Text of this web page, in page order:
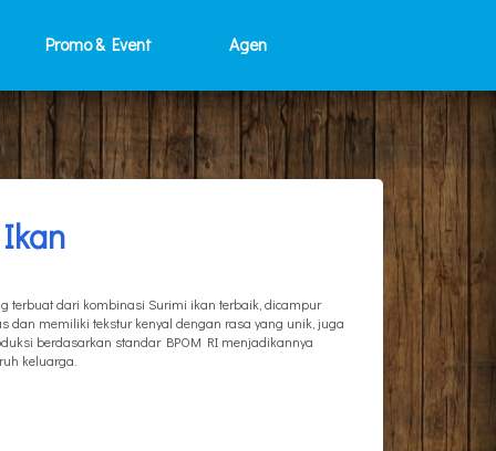
Promo & Event Agen
terbuat dari kombinasi Surimi ikan terbaik, dicampur
dan memiliki tekstur kenyal dengan rasa yang unik, juga
berdasarkan standar BPOM RI menjadikannya
keluarga.